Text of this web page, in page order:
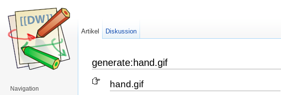
generate:hand.gif
hand.gif
Artikel Diskussion
Navigation